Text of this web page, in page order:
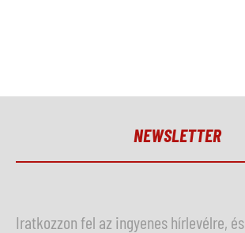
NEWSLETTER
Iratkozzon fel az ingyenes hírlevélre, és